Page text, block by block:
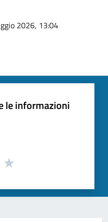
2026, 13:04
le informazioni